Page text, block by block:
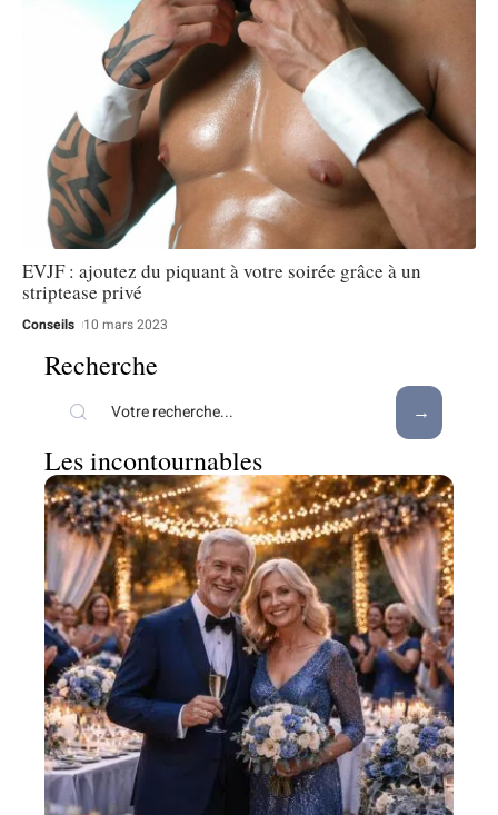
EVJF : ajoutez du piquant à votre soirée grâce à un
striptease privé
Conseils 10 mars 2023
Recherche
Les incontournables